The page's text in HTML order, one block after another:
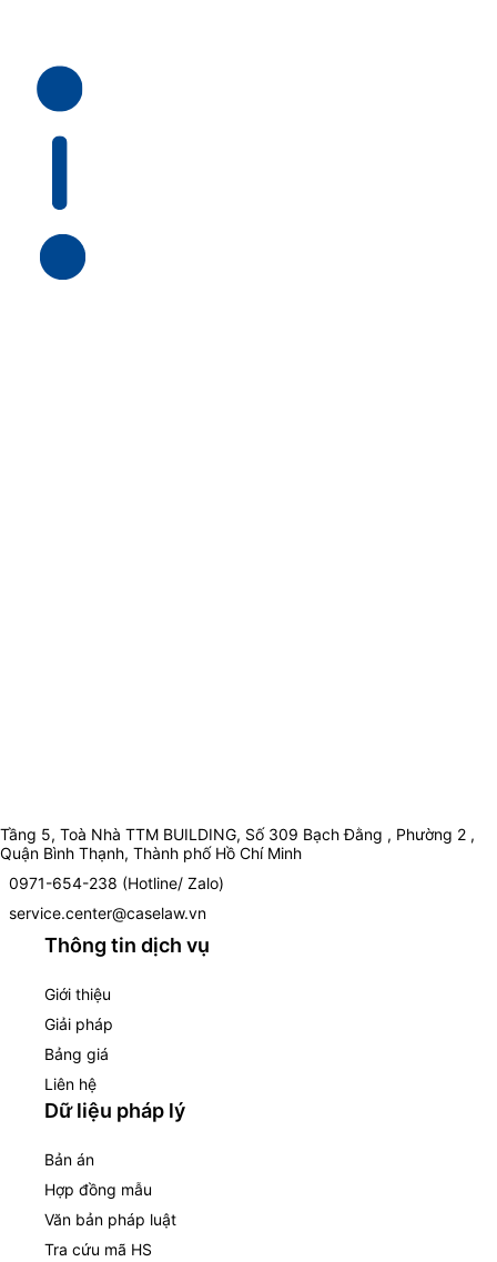
Tầng 5, Toà Nhà TTM BUILDING, Số 309 Bạch Đằng , Phường 2 ,
Quận Bình Thạnh, Thành phố Hồ Chí Minh
0971-654-238 (Hotline/ Zalo)
service.center@caselaw.vn
Thông tin dịch vụ
Giới thiệu
Giải pháp
Bảng giá
Liên hệ
Dữ liệu pháp lý
Bản án
Hợp đồng mẫu
Văn bản pháp luật
Tra cứu mã HS